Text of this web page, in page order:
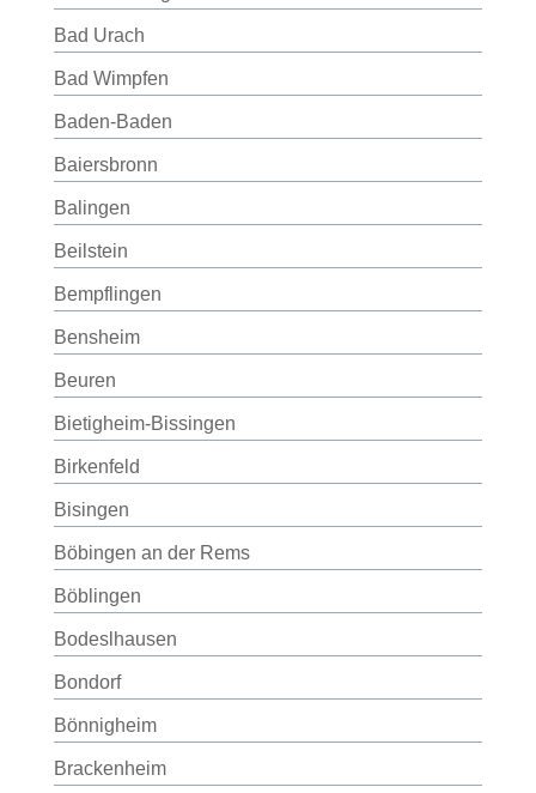
Bad Urach
Bad Wimpfen
Baden-Baden
Baiersbronn
Balingen
Beilstein
Bempflingen
Bensheim
Beuren
Bietigheim-Bissingen
Birkenfeld
Bisingen
Böbingen an der Rems
Böblingen
Bodeslhausen
Bondorf
Bönnigheim
Brackenheim